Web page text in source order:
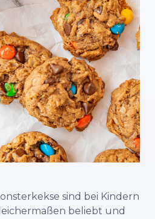
sind bei Kindern
beliebt und